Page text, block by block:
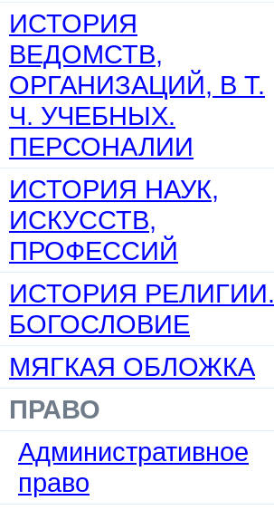
ИСТОРИЯ
ВЕДОМСТВ,
ОРГАНИЗАЦИЙ, В Т.
Ч. УЧЕБНЫХ.
ПЕРСОНАЛИИ
ИСТОРИЯ НАУК,
ИСКУССТВ,
ПРОФЕССИЙ
ИСТОРИЯ РЕЛИГИИ.
БОГОСЛОВИЕ
МЯГКАЯ ОБЛОЖКА
ПРАВО
Административное
право